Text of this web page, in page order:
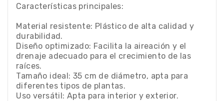
Características principales:
Material resistente: Plástico de alta calidad y
durabilidad.
Diseño optimizado: Facilita la aireación y el
drenaje adecuado para el crecimiento de las
raíces.
Tamaño ideal: 35 cm de diámetro, apta para
diferentes tipos de plantas.
Uso versátil: Apta para interior y exterior.